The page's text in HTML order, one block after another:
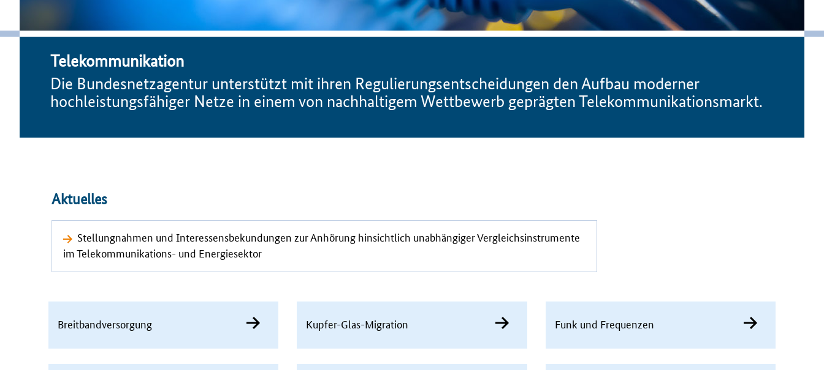
Telekommunikation
Die Bundesnetzagentur unterstützt mit ihren Regulierungsentscheidungen den Aufbau moderner
hochleistungsfähiger Netze in einem von nachhaltigem Wettbewerb geprägten Telekommunikationsmarkt.
Aktuelles
Stellungnahmen und Interessensbekundungen zur Anhörung hinsichtlich unabhängiger Vergleichsinstrumente
im Telekommunikations- und Energiesektor
Breitbandversorgung Kupfer-Glas-Migration Funk und Frequenzen